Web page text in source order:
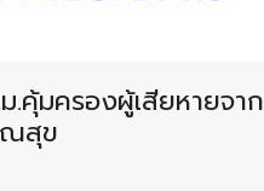
.คุ้มครองผู้เสียหายจาก
ณสุข